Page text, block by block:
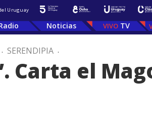
Uruguay
Noticias TV
. SERENDIPIA .
Carta el